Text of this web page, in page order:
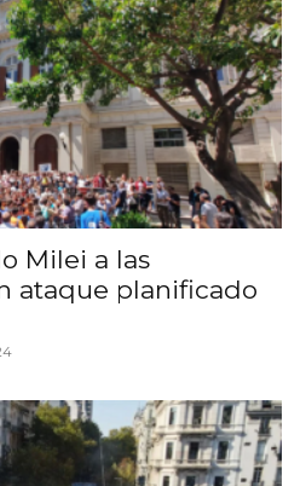
Milei a las
ataque planificado